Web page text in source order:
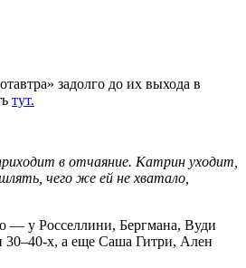
задолго до их выхода в
тут.
в отчаяние. Катрин уходит,
чего же ей не хватало,
— у Росселлини, Бергмана, Вуди
30–40-х, а еще Саша Гитри, Ален